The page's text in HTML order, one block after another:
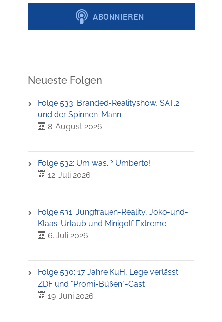
Neueste Folgen
Folge 533: Branded-Realityshow, SAT.2
und der Spinnen-Mann
8. August 2026
Folge 532: Um was..? Umberto!
12. Juli 2026
Folge 531: Jungfrauen-Reality, Joko-und-
Klaas-Urlaub und Minigolf Extreme
6. Juli 2026
Folge 530: 17 Jahre KuH, Lege verlässt
ZDF und "Promi-Büßen"-Cast
19. Juni 2026